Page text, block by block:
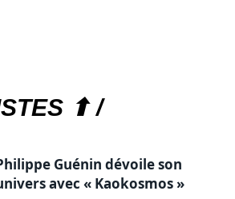
⬆ /
Guénin dévoile son
avec « Kaokosmos »